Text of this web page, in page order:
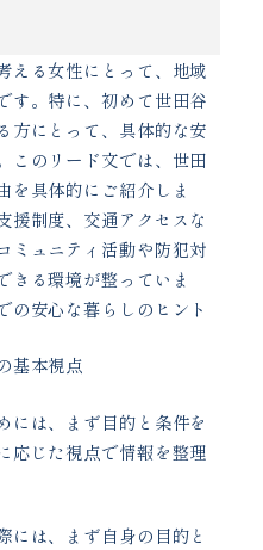
える女性にとって、地域
す。特に、初めて世田谷
方にとって、具体的な安
このリード文では、世田
を具体的にご紹介しま
援制度、交通アクセスな
ミュニティ活動や防犯対
きる環境が整っていま
の安心な暮らしのヒント
基本視点
には、まず目的と条件を
応じた視点で情報を整理
には、まず自身の目的と